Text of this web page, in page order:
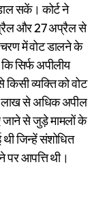
सकें। कोर्ट ने
और 27 अप्रैल से
में वोट डालने के
सिर्फ अपीलीय
व्यक्ति को वोट
लाख से अधिक अपील
जाने से जुड़े मामलों के
जिन्हें संशोधित
पर आपत्ति थी।